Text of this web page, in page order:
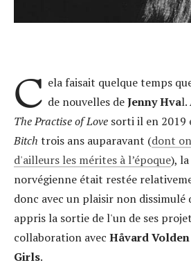
C ela faisait quelque temps
de nouvelles deJenny Hval.
The Practise of Love sorti il en 2019
Bitch trois ans auparavant (dont
d'ailleurs les mérites à l’époque),
norvégienne était restée
donc avec un plaisir non dissimulé
appris la sortie de l'un de ses
collaboration avec Håvard Volden
Girls.